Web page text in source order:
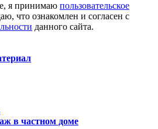
я принимаю пользовательское
что ознакомлен и согласен с
данного сайта.
в частном доме